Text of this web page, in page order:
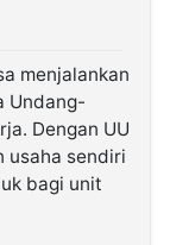
menjalankan
Undang-
Dengan UU
usaha sendiri
bagi unit